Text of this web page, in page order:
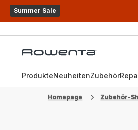
Summer Sale
Rowenta
ProdukteNeuheitenZubehör
Homepage Zubehör-